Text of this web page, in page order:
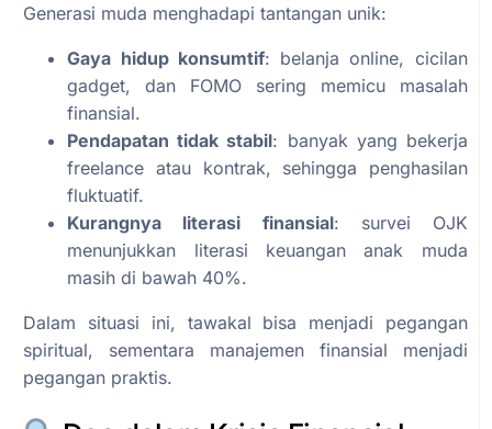
Generasi muda menghadapi tantangan unik:
Gaya hidup konsumtif: belanja online, cicilan
gadget, dan FOMO sering memicu masalah
finansial.
Pendapatan tidak stabil: banyak yang bekerja
freelance atau kontrak, sehingga penghasilan
fluktuatif.
Kurangnya literasi finansial: survei OJK
menunjukkan literasi keuangan anak muda
masih di bawah 40%.
Dalam situasi ini, tawakal bisa menjadi pegangan
spiritual, sementara manajemen finansial menjadi
pegangan praktis.